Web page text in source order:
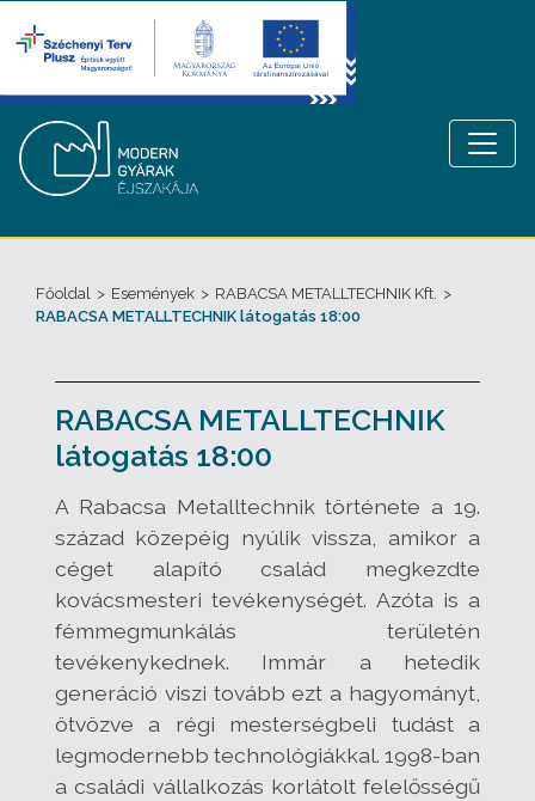
Főoldal > Események > RABACSA METALLTECHNIK Kft. >
RABACSA METALLTECHNIK látogatás 18:00
RABACSA METALLTECHNIK
látogatás 18:00
A Rabacsa Metalltechnik története a 19.
század közepéig nyúlik vissza, amikor a
céget alapító család megkezdte
kovácsmesteri tevékenységét. Azóta is a
fémmegmunkálás területén
tevékenykednek. Immár a hetedik
generáció viszi tovább ezt a hagyományt,
ötvözve a régi mesterségbeli tudást a
legmodernebb technológiákkal. 1998-ban
a családi vállalkozás korlátolt felelősségű